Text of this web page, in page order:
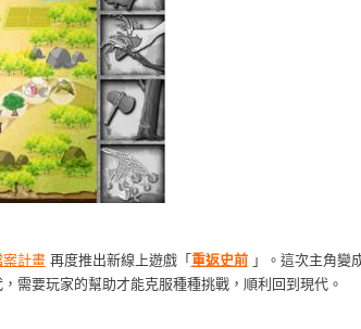
計畫再度推出新線上遊戲「 重返史前」。這次主角變
需要玩家的幫助才能克服種種挑戰，順利回到現代。